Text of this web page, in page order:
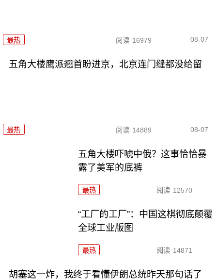
最热 阅读 16979 08-07
五角大楼鹰派翘首盼进京，北京连门缝都没给留
最热 阅读 14889 08-07
五角大楼吓唬中俄？这事恰恰暴
露了美军的底裤
最热 阅读 12570
“工厂的工厂”：中国这棋彻底颠覆
全球工业版图
最热 阅读 14871
胡塞这一炸，我终于看懂伊朗总统昨天那句话了